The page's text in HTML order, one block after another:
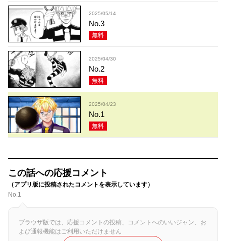
2025/05/14
No.3
無料
2025/04/30
No.2
無料
2025/04/23
No.1
無料
この話への応援コメント
（アプリ版に投稿されたコメントを表示しています）
No.1
ブラウザ版では、応援コメントの投稿、コメントへのいいジャン、お
よび通報機能はご利用いただけません